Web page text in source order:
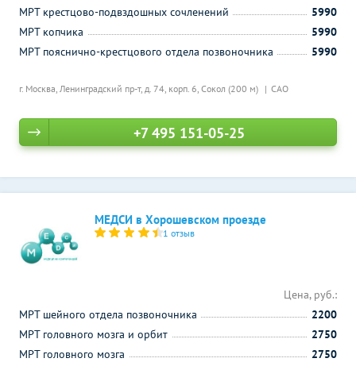
г. Москва, Ленинградский пр-т, д. 74, корп. 6, Сокол (200 м) САО
МРТ крестцово-подвздошных сочленений
5990
МРТ копчика
5990
МРТ пояснично-крестцового отдела позвоночника
5990
+7 495 151-05-25
МЕДСИ в Хорошевском проезде
1 отзыв
Цена, руб.:
МРТ шейного отдела позвоночника
2200
МРТ головного мозга и орбит
2750
МРТ головного мозга
2750